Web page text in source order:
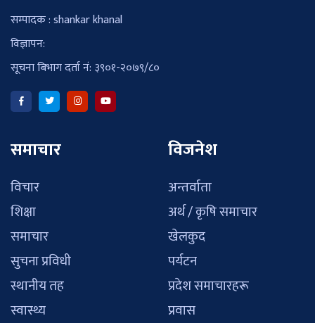
सम्पादक : shankar khanal
विज्ञापन:
सूचना बिभाग दर्ता नं: ३९०१-२०७९/८०
समाचार
विचार
शिक्षा
समाचार
सुचना प्रविधी
स्थानीय तह
स्वास्थ्य
विजनेश
अन्तर्वाता
अर्थ / कृषि समाचार
खेलकुद
पर्यटन
प्रदेश समाचारहरू
प्रवास